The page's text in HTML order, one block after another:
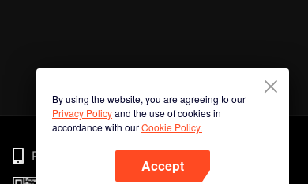
By using the website, you are agreeing to our
Privacy Policyand the use of cookies in
accordance with ourCookie Policy.
Accept
Phone